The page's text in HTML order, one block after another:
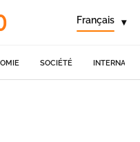
Français ▾
SOCIÉTÉ